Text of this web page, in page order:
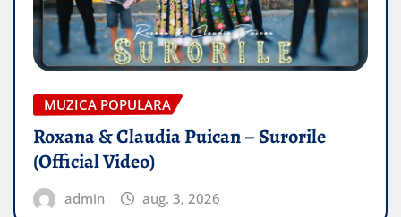
MUZICA POPULARA
Roxana & Claudia Puican – Surorile
(Official Video)
admin aug. 3, 2026